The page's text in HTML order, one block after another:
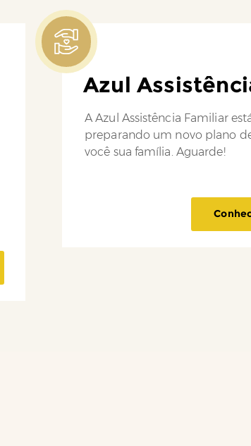
Azul
A Azul Assistência Familiar
preparando um novo plano
você sua família. Aguarde!